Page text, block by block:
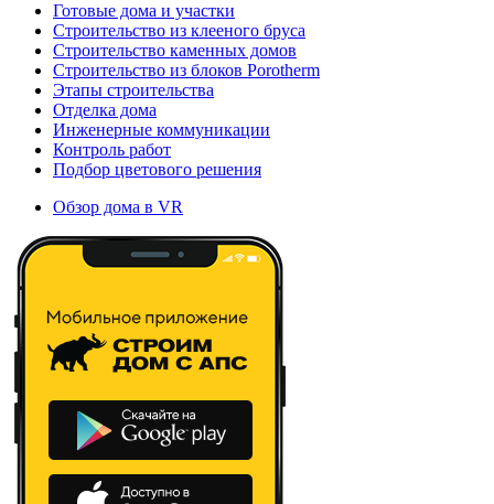
Готовые дома и участки
Строительство из клееного бруса
Строительство каменных домов
Строительство из блоков Porotherm
Этапы строительства
Отделка дома
Инженерные коммуникации
Контроль работ
Подбор цветового решения
Обзор дома в VR